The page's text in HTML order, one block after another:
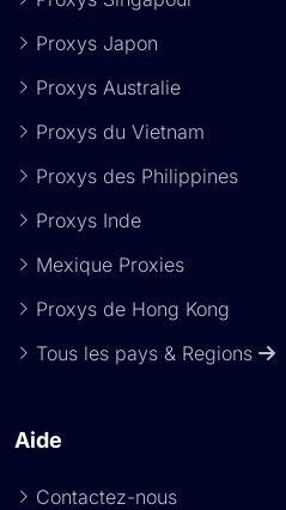
Proxys Japon
Proxys Australie
Proxys du Vietnam
Proxys des Philippines
Proxys Inde
Mexique Proxies
Proxys de Hong Kong
Tous les pays & Regions
Aide
Contactez-nous